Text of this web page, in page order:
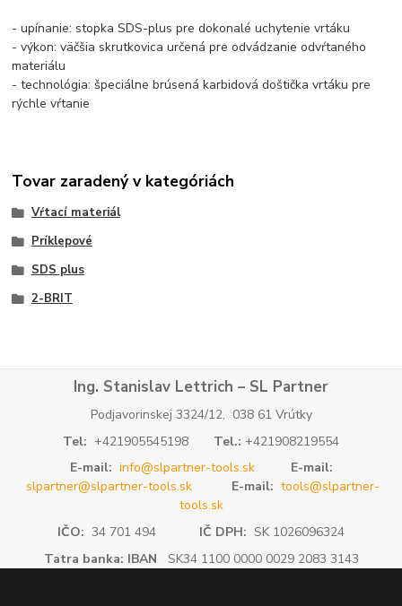
- upínanie: stopka SDS-plus pre dokonalé uchytenie vrtáku
- výkon: väčšia skrutkovica určená pre odvádzanie odvŕtaného
materiálu
- technológia: špeciálne brúsená karbidová doštička vrtáku pre
rýchle vŕtanie
Tovar zaradený v kategóriách
Vŕtací materiál
Príklepové
SDS plus
2-BRIT
Ing. Stanislav Lettrich – SL Partner
Podjavorinskej 3324/12, 038 61 Vrútky
Tel: +421905545198 Tel.: +421908219554
E-mail: info@slpartner-tools.sk
E-mail:
slpartner@slpartner-tools.sk
E-mail: tools@slpartner-
tools.sk
IČO: 34 701 494 IČ DPH: SK 1026096324
Tatra banka: IBAN SK34 1100 0000 0029 2083 3143